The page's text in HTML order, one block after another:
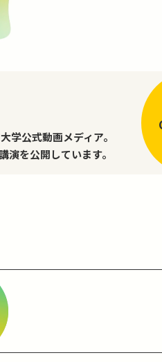
学公式動画メディア。
を公開しています。